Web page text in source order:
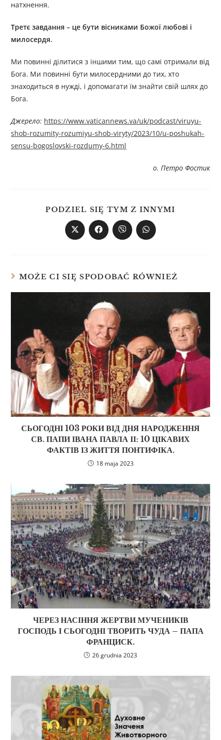
натхнення.
Третє завдання – це бути вісниками Божої любові і
милосердя.
Ми повинні ділитися з іншими тим, що самі отримали від
Бога. Ми повинні бути милосердними до тих, хто
знаходиться в нужді, і допомагати їм знайти свій шлях до
Бога.
Джерелo: https://www.vaticannews.va/uk/podcast/viruyu-
shob-rozumity-rozumiyu-shob-viryty/2023/10/u-poshukah-
sensu-bogoslovski-rozdumy-6.html
о. Петро Фостик
PODZIEL SIĘ TYM Z INNYMI
MOŻE CI SIĘ SPODOBAĆ RÓWNIEŻ
СЬОГОДНІ 103 РОКИ ВІД ДНЯ НАРОДЖЕННЯ
СВ. ПАПИ ІВАНА ПАВЛА ІІ: 10 ЦІКАВИХ
ФАКТІВ ІЗ ЖИТТЯ ПОНТИФІКА.
18 maja 2023
ЧЕРЕЗ НАСІННЯ ЖЕРТВИ МУЧЕНИКІВ
ГОСПОДЬ І СЬОГОДНІ ТВОРИТЬ ЧУДА – ПАПА
ФРАНЦИСК.
26 grudnia 2023